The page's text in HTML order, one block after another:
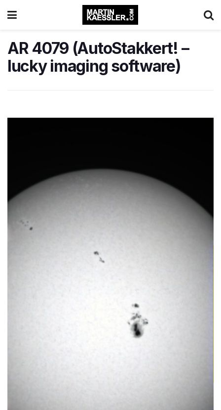
AR 4079 (AutoStakkert! –
lucky imaging software)